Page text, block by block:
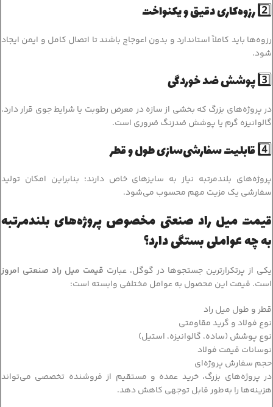
2️⃣ رزوه‌کاری دقیق و یکنواخت
رزوه‌ها باید کاملاً استاندارد و بدون اعوجاج باشند تا اتصال کامل و ایمن ایجاد
شود.
3️⃣ پوشش ضد خوردگی
در پروژه‌های بزرگ که بخشی از سازه در معرض رطوبت یا شرایط جوی قرار دارد،
گالوانیزه گرم یا پوشش ضدزنگ ضروری است.
4️⃣ قابلیت سفارشی‌سازی طول و قطر
پروژه‌های بلندمرتبه نیاز به سایزهای خاص دارند؛ بنابراین امکان تولید
سفارشی یک مزیت مهم محسوب می‌شود.
قیمت میل راد صنعتی مخصوص پروژه‌های بلندمرتبه
به چه عواملی بستگی دارد؟
یکی از پرتکرارترین جستجوها در گوگل، عبارت قیمت میل راد صنعتی امروز
است. قیمت این محصول به عوامل مختلفی وابسته است:
قطر و طول میل راد
نوع فولاد و گرید مقاومتی
نوع پوشش (ساده، گالوانیزه، استیل)
نوسانات قیمت فولاد
حجم سفارش پروژه‌ای
در پروژه‌های بزرگ، خرید عمده و مستقیم از فروشنده تخصصی می‌تواند
هزینه‌ها را به‌طور قابل توجهی کاهش دهد.